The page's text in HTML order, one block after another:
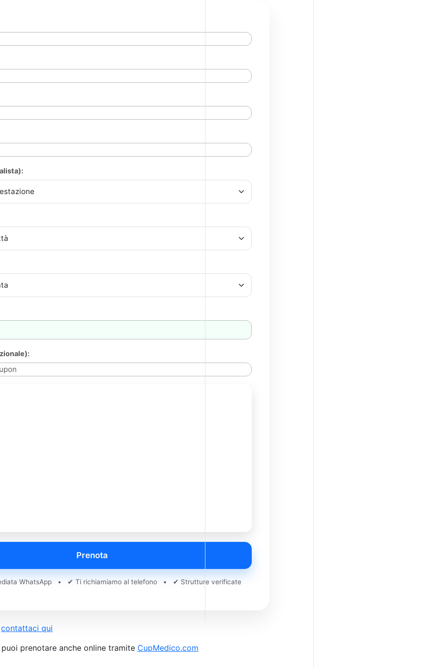
Prenota
WhatsApp • ✔ Ti richiamiamo al telefono • ✔ Strutture verificate
contattaci qui
puoi prenotare anche online tramite CupMedico.com